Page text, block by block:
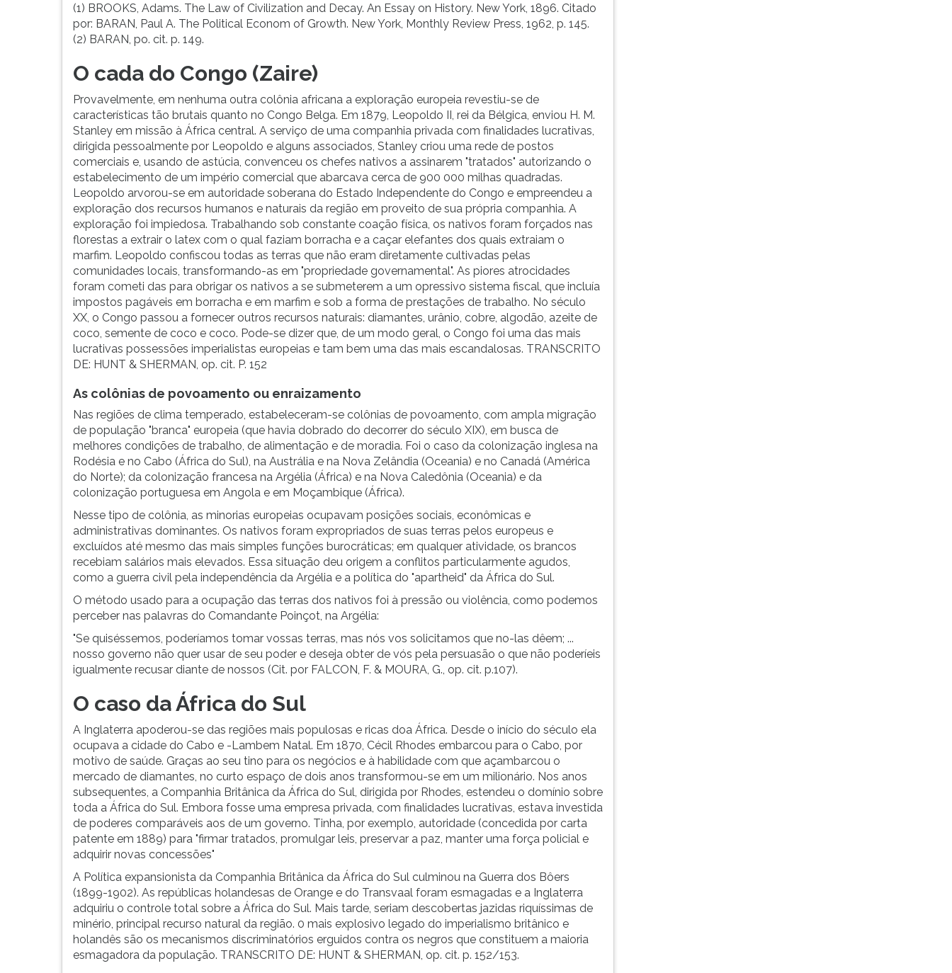
(1) BROOKS, Adams. The Law of Civilization and Decay. An Essay on History. New York, 1896. Citado
por: BARAN, Paul A. The Political Econom of Growth. New York, Monthly Review Press, 1962, p. 145.
(2) BARAN, po. cit. p. 149.
O cada do Congo (Zaire)
Provavelmente, em nenhuma outra colônia africana a exploração europeia revestiu-se de
características tão brutais quanto no Congo Belga. Em 1879, Leopoldo II, rei da Bélgica, enviou H. M.
Stanley em missão à África central. A serviço de uma companhia privada com finalidades lucrativas,
dirigida pessoalmente por Leopoldo e alguns associados, Stanley criou uma rede de postos
comerciais e, usando de astúcia, convenceu os chefes nativos a assinarem "tratados" autorizando o
estabelecimento de um império comercial que abarcava cerca de 900 000 milhas quadradas.
Leopoldo arvorou-se em autoridade soberana do Estado Independente do Congo e empreendeu a
exploração dos recursos humanos e naturais da região em proveito de sua própria companhia. A
exploração foi impiedosa. Trabalhando sob constante coação física, os nativos foram forçados nas
florestas a extrair o latex com o qual faziam borracha e a caçar elefantes dos quais extraiam o
marfim. Leopoldo confiscou todas as terras que não eram diretamente cultivadas pelas
comunidades locais, transformando-as em "propriedade governamental". As piores atrocidades
foram cometi das para obrigar os nativos a se submeterem a um opressivo sistema fiscal, que incluía
impostos pagáveis em borracha e em marfim e sob a forma de prestações de trabalho. No século
XX, o Congo passou a fornecer outros recursos naturais: diamantes, urânio, cobre, algodão, azeite de
coco, semente de coco e coco. Pode-se dizer que, de um modo geral, o Congo foi uma das mais
lucrativas possessões imperialistas europeias e tam bem uma das mais escandalosas. TRANSCRITO
DE: HUNT & SHERMAN, op. cit. P. 152
As colônias de povoamento ou enraizamento
Nas regiões de clima temperado, estabeleceram-se colônias de povoamento, com ampla migração
de população "branca" europeia (que havia dobrado do decorrer do século XIX), em busca de
melhores condições de trabalho, de alimentação e de moradia. Foi o caso da colonização inglesa na
Rodésia e no Cabo (África do Sul), na Austrália e na Nova Zelândia (Oceania) e no Canadá (América
do Norte); da colonização francesa na Argélia (África) e na Nova Caledônia (Oceania) e da
colonização portuguesa em Angola e em Moçambique (África).
Nesse tipo de colônia, as minorias europeias ocupavam posições sociais, econômicas e
administrativas dominantes. Os nativos foram expropriados de suas terras pelos europeus e
excluídos até mesmo das mais simples funções burocráticas; em qualquer atividade, os brancos
recebiam salários mais elevados. Essa situação deu origem a conflitos particularmente agudos,
como a guerra civil pela independência da Argélia e a política do "apartheid" da África do Sul.
O método usado para a ocupação das terras dos nativos foi à pressão ou violência, como podemos
perceber nas palavras do Comandante Poinçot, na Argélia:
"Se quiséssemos, poderíamos tomar vossas terras, mas nós vos solicitamos que no-las dêem; ...
nosso governo não quer usar de seu poder e deseja obter de vós pela persuasão o que não poderíeis
igualmente recusar diante de nossos (Cit. por FALCON, F. & MOURA, G., op. cit. p.107).
O caso da África do Sul
A Inglaterra apoderou-se das regiões mais populosas e ricas doa África. Desde o início do século ela
ocupava a cidade do Cabo e -Lambem Natal. Em 1870, Cécil Rhodes embarcou para o Cabo, por
motivo de saúde. Graças ao seu tino para os negócios e à habilidade com que açambarcou o
mercado de diamantes, no curto espaço de dois anos transformou-se em um milionário. Nos anos
subsequentes, a Companhia Britânica da África do Sul, dirigida por Rhodes, estendeu o domínio sobre
toda a África do Sul. Embora fosse uma empresa privada, com finalidades lucrativas, estava investida
de poderes comparáveis aos de um governo. Tinha, por exemplo, autoridade (concedida por carta
patente em 1889) para "firmar tratados, promulgar leis, preservar a paz, manter uma força policial e
adquirir novas concessões"
A Política expansionista da Companhia Britânica da África do Sul culminou na Guerra dos Bôers
(1899-1902). As repúblicas holandesas de Orange e do Transvaal foram esmagadas e a Inglaterra
adquiriu o controle total sobre a África do Sul. Mais tarde, seriam descobertas jazidas riquíssimas de
minério, principal recurso natural da região. 0 mais explosivo legado do imperialismo britânico e
holandês são os mecanismos discriminatórios erguidos contra os negros que constituem a maioria
esmagadora da população. TRANSCRITO DE: HUNT & SHERMAN, op. cit. p. 152/153.